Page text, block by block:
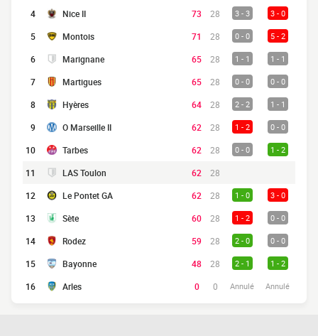
4 Nice II 73 28 3 - 3 3 - 0
5 Montois 71 28 0 - 0 5 - 2
6 Marignane 65 28 1 - 1 1 - 1
7 Martigues 65 28 0 - 0 0 - 0
8 Hyères 64 28 2 - 2 1 - 1
9 O Marseille II 62 28 1 - 2 0 - 0
10 Tarbes 62 28 0 - 0 1 - 2
11 LAS Toulon 62
28
12
Le Pontet GA 62 28 1 - 0 3 - 0
13 Sète 60 28 1 - 2 0 - 0
14 Rodez 59 28 2 - 0 0 - 0
15 Bayonne 48 28 2 - 1 1 - 2
16 Arles 0 0 Annulé Annulé